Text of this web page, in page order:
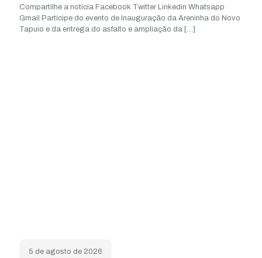
Compartilhe a notícia Facebook Twitter Linkedin Whatsapp
Gmail Participe do evento de Inauguração da Areninha do Novo
Tapuio e da entrega do asfalto e ampliação da […]
5 de agosto de 2026